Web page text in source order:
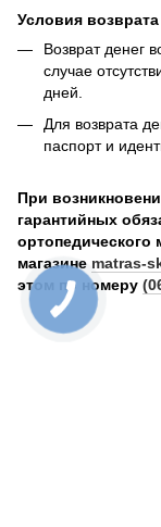
Условия возврата
Возврат денег
случае
дней.
Для возврата
паспорт и
При
гарантийных
ортопедического
магазине matras-
этом по номеру